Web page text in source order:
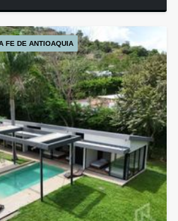
FE DE ANTIOAQUIA